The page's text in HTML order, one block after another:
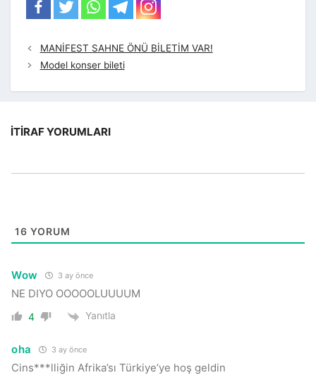
MANİFEST SAHNE ÖNÜ BİLETİM VAR!
Model konser bileti
İTIRAF YORUMLARI
16 YORUM
Wow 3 ay önce
NE DIYO OOOOOLUUUUM
4 Yanıtla
oha 3 ay önce
Cins***lliğin Afrika’sı Türkiye’ye hoş geldin